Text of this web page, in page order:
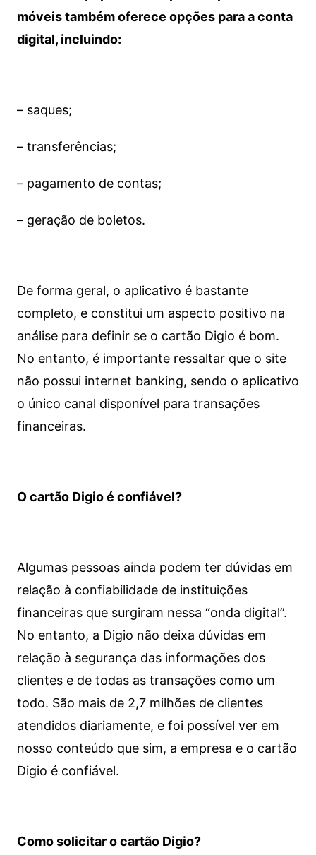
móveis também oferece opções para a conta
digital, incluindo:
– saques;
– transferências;
– pagamento de contas;
– geração de boletos.
De forma geral, o aplicativo é bastante
completo, e constitui um aspecto positivo na
análise para definir se o cartão Digio é bom.
No entanto, é importante ressaltar que o site
não possui internet banking, sendo o aplicativo
o único canal disponível para transações
financeiras.
O cartão Digio é confiável?
Algumas pessoas ainda podem ter dúvidas em
relação à confiabilidade de instituições
financeiras que surgiram nessa “onda digital”.
No entanto, a Digio não deixa dúvidas em
relação à segurança das informações dos
clientes e de todas as transações como um
todo. São mais de 2,7 milhões de clientes
atendidos diariamente, e foi possível ver em
nosso conteúdo que sim, a empresa e o cartão
Digio é confiável.
Como solicitar o cartão Digio?